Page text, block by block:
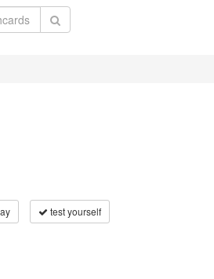
test yourself